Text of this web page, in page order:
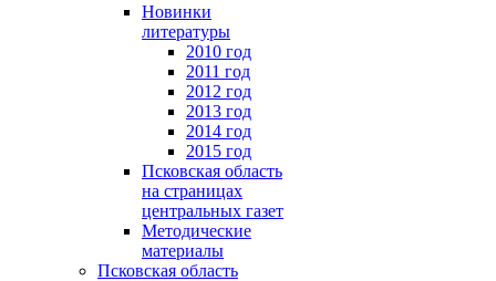
Новинки
литературы
2010 год
2011 год
2012 год
2013 год
2014 год
2015 год
Псковская область
на страницах
центральных газет
Методические
материалы
Псковская область